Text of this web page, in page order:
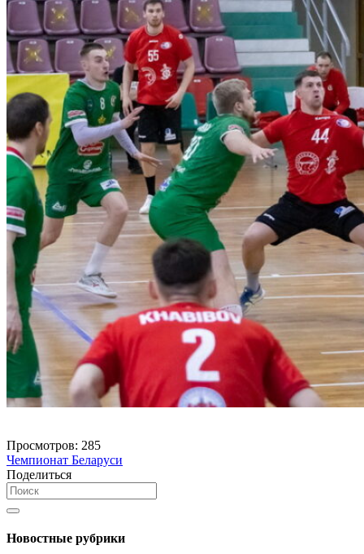
Просмотров: 285
Чемпионат Беларуси
Поделиться
Новостные рубрики